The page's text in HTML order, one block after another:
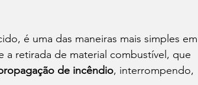
é uma das maneiras mais simples em
retirada de material combustível, que
de incêndio, interrompendo,